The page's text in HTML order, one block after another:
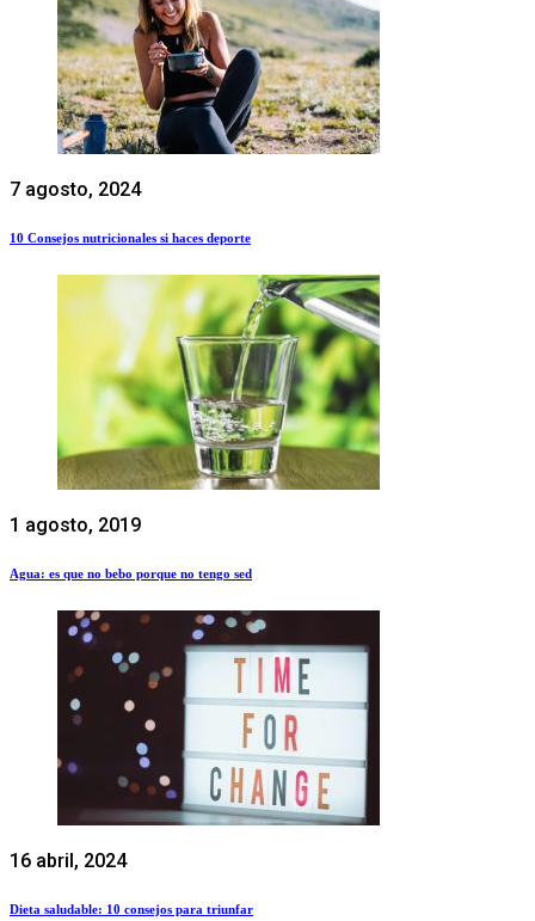
7 agosto, 2024
10 Consejos nutricionales si haces deporte
1 agosto, 2019
Agua: es que no bebo porque no tengo sed
16 abril, 2024
Dieta saludable: 10 consejos para triunfar